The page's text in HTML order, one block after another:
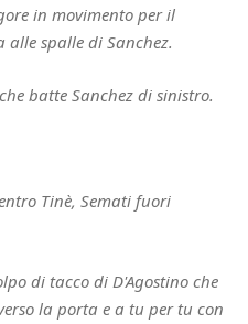
in movimento per il
spalle di Sanchez.
batte Sanchez di sinistro.
Tinè, Semati fuori
di tacco di D'Agostino che
la porta e a tu per tu con